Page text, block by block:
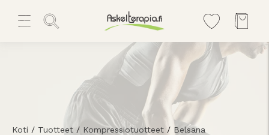
Koti / Tuotteet / Kompressiotuotteet / Belsana